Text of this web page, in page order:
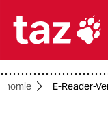

krieg in der
E-Reader-